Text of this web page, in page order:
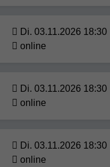
Di. 03.11.2026 18:30
online
Di. 03.11.2026 18:30
online
Di. 03.11.2026 18:30
online